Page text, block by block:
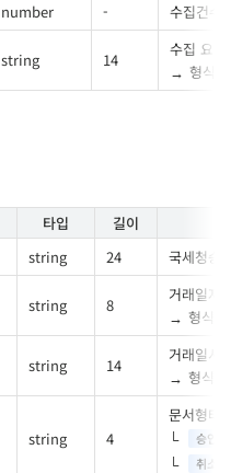
number - 수집건수
string 14
수집 요청
형식 :
타입
길이
string 24 국세청승
string 8
거래일자
형식 :
string 14
거래일시
형식 :
string 4
문서형태
승인
취소